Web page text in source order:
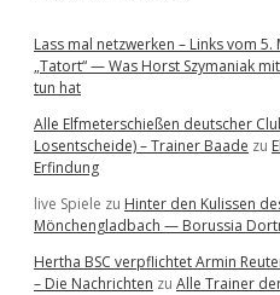
Lass mal netzwerken – Links vom
„Tatort“ — Was Horst Szymaniak
tun hat
Alle Elfmeterschießen deutscher
Losentscheide) – Trainer Baade zu
Erfindung
live Spiele zu Hinter den Kulissen
Mönchengladbach — Borussia
Hertha BSC verpflichtet Armin
– Die Nachrichten zu Alle Trainer